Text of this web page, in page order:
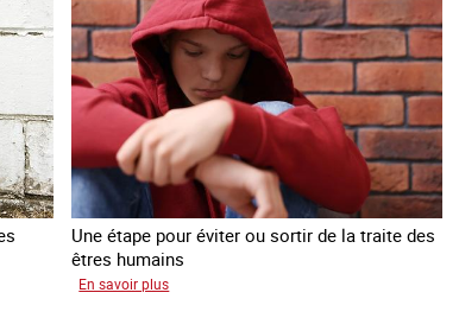
la
traite
des
êtres
humains
Une étape pour éviter ou sortir de la traite des
êtres humains
En savoir plus